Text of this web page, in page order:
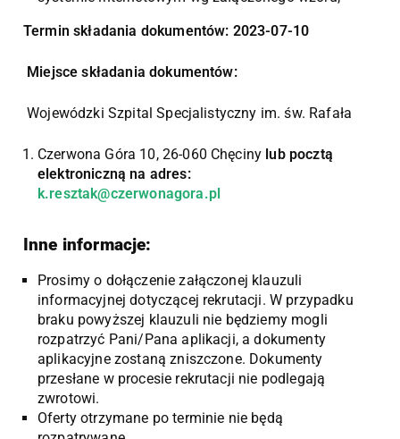
Termin składania dokumentów: 2023-07-10
Miejsce składania dokumentów:
Wojewódzki Szpital Specjalistyczny im. św. Rafała
Czerwona Góra 10, 26-060 Chęciny lub pocztą
elektroniczną na adres:
k.resztak@czerwonagora.pl
Inne informacje:
Prosimy o dołączenie załączonej klauzuli
informacyjnej dotyczącej rekrutacji. W przypadku
braku powyższej klauzuli nie będziemy mogli
rozpatrzyć Pani/Pana aplikacji, a dokumenty
aplikacyjne zostaną zniszczone. Dokumenty
przesłane w procesie rekrutacji nie podlegają
zwrotowi.
Oferty otrzymane po terminie nie będą